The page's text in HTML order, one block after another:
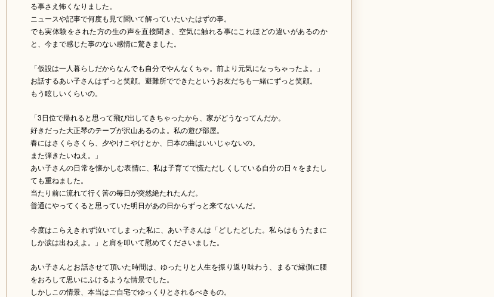
る事さえ怖くなりました。
ニュースや記事で何度も見て聞いて解っていたいたはずの事。
でも実体験をされた方の生の声を直接聞き、空気に触れる事にこれほどの違いがあるのか
と、今まで感じた事のない感情に驚きました。
「仮設は一人暮らしだからなんでも自分でやんなくちゃ。前より元気になっちゃったよ。」
お話するあい子さんはずっと笑顔。避難所でできたというお友だちも一緒にずっと笑顔。
もう眩しいくらいの。
「3日位で帰れると思って飛び出してきちゃったから、家がどうなってんだか。
好きだった大正琴のテープが沢山あるのよ。私の遊び部屋。
春にはさくらさくら、夕やけこやけとか、日本の曲はいいじゃないの。
また弾きたいねえ。」
あい子さんの日常を懐かしむ表情に、私は子育てで慌ただしくしている自分の日々をまたし
ても重ねました。
当たり前に流れて行く筈の毎日が突然絶たれたんだ。
普通にやってくると思っていた明日があの日からずっと来てないんだ。
今度はこらえきれず泣いてしまった私に、あい子さんは「どしたどした。私らはもうたまに
しか涙は出ねえよ。」と肩を叩いて慰めてくださいました。
あい子さんとお話させて頂いた時間は、ゆったりと人生を振り返り味わう、まるで縁側に腰
をおろして思いにふけるような情景でした。
しかしこの情景、本当はご自宅でゆっくりとされるべきもの。